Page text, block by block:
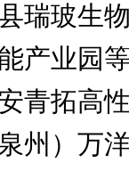
瑞玻生
产业园
青拓高
州）万